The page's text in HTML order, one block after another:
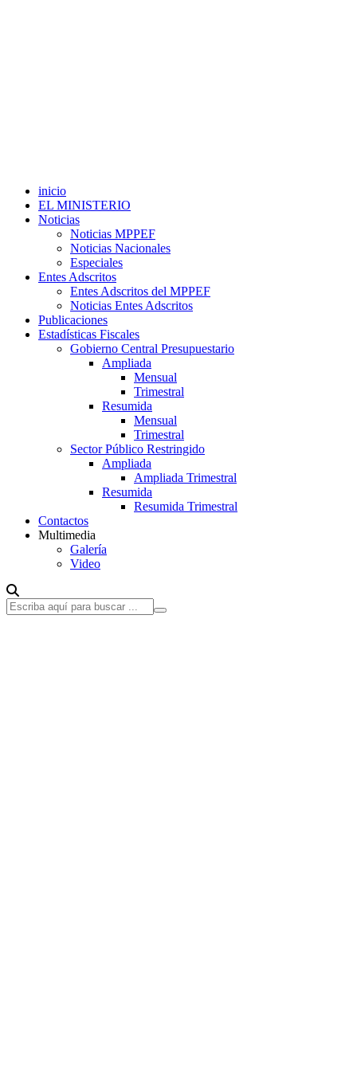
inicio
EL MINISTERIO
Noticias
Noticias MPPEF
Noticias Nacionales
Especiales
Entes Adscritos
Entes Adscritos del MPPEF
Noticias Entes Adscritos
Publicaciones
Estadísticas Fiscales
Gobierno Central Presupuestario
Ampliada
Mensual
Trimestral
Resumida
Mensual
Trimestral
Sector Público Restringido
Ampliada
Ampliada Trimestral
Resumida
Resumida Trimestral
Contactos
Multimedia
Galería
Video